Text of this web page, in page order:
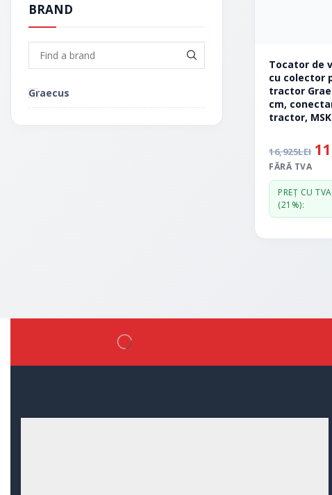
Tocator de
cu colector
tractor
cm,
tractor,
16,925LEI
FĂRĂ TVA
PREȚ CU TVA
(21%):
BRAND
Graecus